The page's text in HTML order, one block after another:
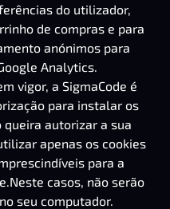
do utilizador,
de compras e para
anónimos para
Analytics.
vigor, a SigmaCode é
para instalar os
queira autorizar a sua
apenas os cookies
para a
casos, não serão
seu computador.